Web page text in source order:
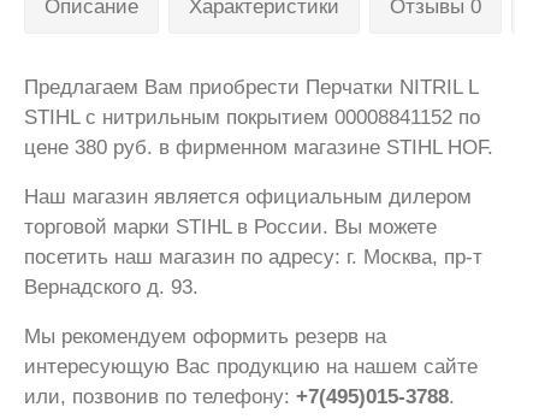
Описание Характеристики Отзывы 0
Предлагаем Вам приобрести Перчатки NITRIL L
STIHL с нитрильным покрытием 00008841152 по
цене 380 руб. в фирменном магазине STIHL HOF.
Наш магазин является официальным дилером
торговой марки STIHL в России. Вы можете
посетить наш магазин по адресу: г. Москва, пр-т
Вернадского д. 93.
Мы рекомендуем оформить резерв на
интересующую Вас продукцию на нашем сайте
или, позвонив по телефону: +7(495)015-3788.